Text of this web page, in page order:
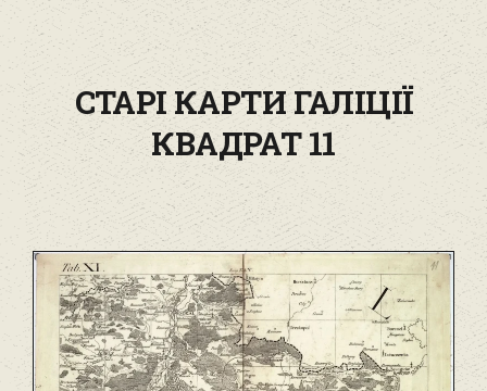
СТАРІ КАРТИ ГАЛІЦІЇ
КВАДРАТ 11